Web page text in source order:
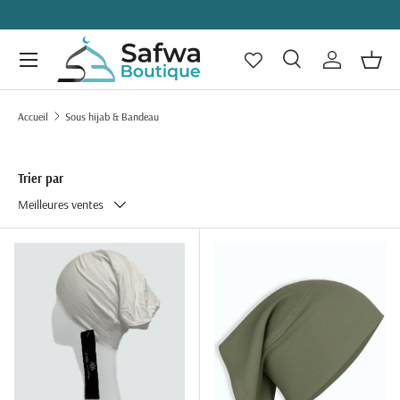
ALLER AU CONTENU
Recherche
Recherche
Se
Menu
Accueil Sous hijab & Bandeau
Trier par
Meilleures ventes